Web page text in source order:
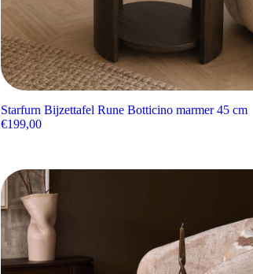
Starfurn Bijzettafel Rune Botticino marmer 45 cm
€199,00